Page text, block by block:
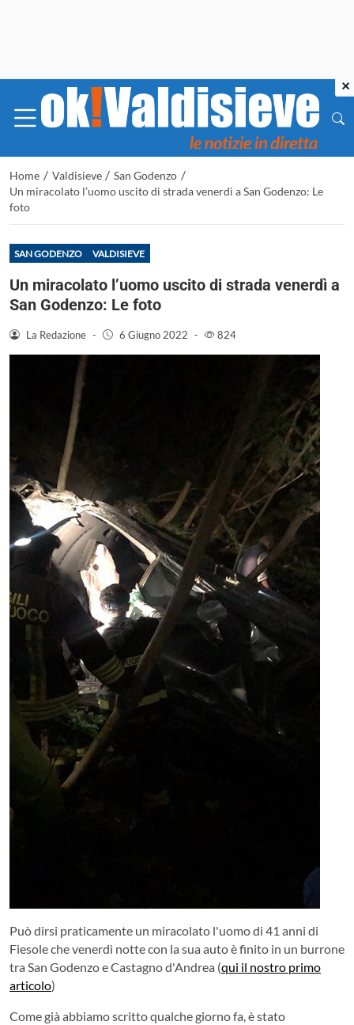
Home / Valdisieve / San Godenzo /
Un miracolato l’uomo uscito di strada venerdì a San Godenzo: Le
foto
SAN GODENZO VALDISIEVE
Un miracolato l’uomo uscito di strada venerdì a
San Godenzo: Le foto
La Redazione - 6 Giugno 2022 - 824
Può dirsi praticamente un miracolato l'uomo di 41 anni di
Fiesole che venerdì notte con la sua auto è finito in un burrone
tra San Godenzo e Castagno d'Andrea (qui il nostro primo
articolo)
Come già abbiamo scritto qualche giorno fa, è stato
×